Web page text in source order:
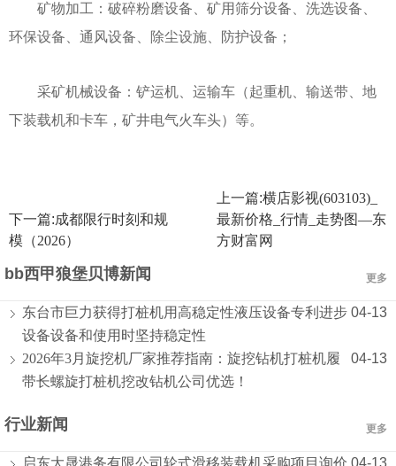
矿物加工：破碎粉磨设备、矿用筛分设备、洗选设备、
环保设备、通风设备、除尘设施、防护设备；
采矿机械设备：铲运机、运输车（起重机、输送带、地
下装载机和卡车，矿井电气火车头）等。
上一篇:横店影视(603103)_
最新价格_行情_走势图—东
方财富网
下一篇:成都限行时刻和规
模（2026）
更多
bb西甲狼堡贝博新闻
04-13
东台市巨力获得打桩机用高稳定性液压设备专利进步
设备设备和使用时坚持稳定性
04-13
2026年3月旋挖机厂家推荐指南：旋挖钻机打桩机履
带长螺旋打桩机挖改钻机公司优选！
更多
行业新闻